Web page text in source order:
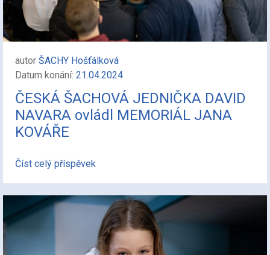
autor ŠACHY Hošťálková
Datum konání: 21.04.2024
ČESKÁ ŠACHOVÁ JEDNIČKA DAVID
NAVARA ovládl MEMORIÁL JANA
KOVÁŘE
Číst celý příspěvek